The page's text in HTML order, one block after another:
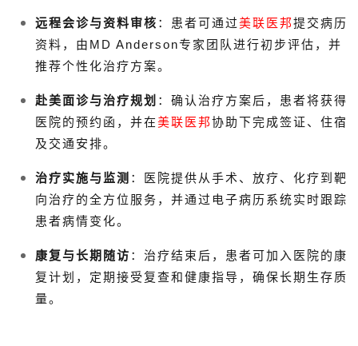
远程会诊与资料审核 ：患者可通过美联医邦提交病历
资料，由MD Anderson专家团队进行初步评估，并
推荐个性化治疗方案。
赴美面诊与治疗规划 ：确认治疗方案后，患者将获得
医院的预约函，并在美联医邦协助下完成签证、住宿
及交通安排。
治疗实施与监测 ：医院提供从手术、放疗、化疗到靶
向治疗的全方位服务，并通过电子病历系统实时跟踪
患者病情变化。
康复与长期随访 ：治疗结束后，患者可加入医院的康
复计划，定期接受复查和健康指导，确保长期生存质
量。